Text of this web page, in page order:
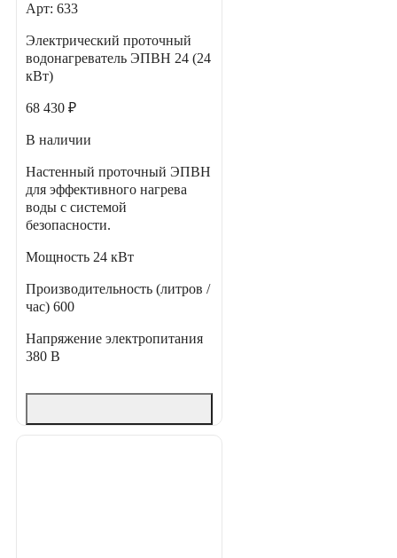
Арт: 633
Электрический проточный
водонагреватель ЭПВН 24 (24
кВт)
68 430 ₽
В наличии
Настенный проточный ЭПВН
для эффективного нагрева
воды с системой
безопасности.
Мощность 24 кВт
Производительность (литров /
час) 600
Напряжение электропитания
380 В